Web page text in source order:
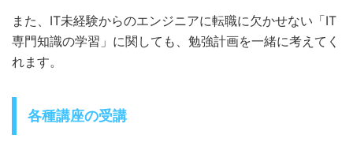
また、IT未経験からのエンジニアに転職に欠かせない「IT
専門知識の学習」に関しても、勉強計画を一緒に考えてく
れます。
各種講座の受講